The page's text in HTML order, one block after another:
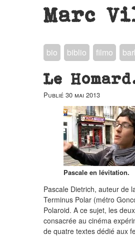
Marc
bio biblio filmo
Le
Publié 30 mai 2013
Pascale en lévitation.
Pascale Dietrich, auteur de
Terminus Polar (métro
Polaroid. A ce sujet, les
consacrée au cinéma
de quatre textes dédié aux